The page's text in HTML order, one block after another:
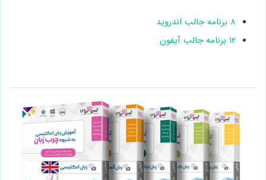
۸ برنامه جالب اندروید
۱۲ برنامه جالب آیفون